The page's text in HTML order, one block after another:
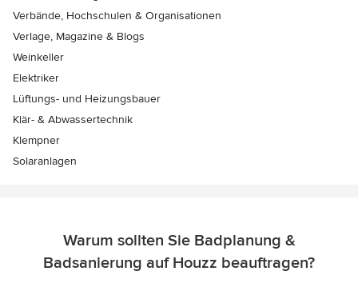
Verbände, Hochschulen & Organisationen
Verlage, Magazine & Blogs
Weinkeller
Elektriker
Lüftungs- und Heizungsbauer
Klär- & Abwassertechnik
Klempner
Solaranlagen
Warum sollten Sie Badplanung &
Badsanierung auf Houzz beauftragen?